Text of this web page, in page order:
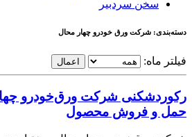
سخن سردبیر
دسته‌بندی: شرکت ورق خودرو چهار محال
فیلتر ماه: اعمال
ركوردشكنی شركت ورق‌خودرو
حمل و فروش محصول